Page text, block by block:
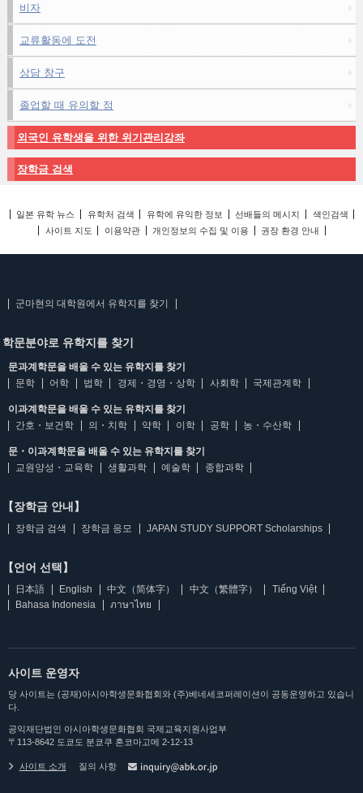
비자
교류활동에 도전
상담 창구
졸업할 때 유의할 점
외국인 유학생을 위한 위기관리강좌
장학금 검색
일본 유학 뉴스 유학처 검색 유학에 유익한 정보 선배들의 메시지
색인검색
사이트 지도
이용약관 개인정보의 수집 및 이용 권장 환경 안내
군마현의 대학원에서 유학지를 찾기
학문분야로 유학지를 찾기
문과계학문을 배울 수 있는 유학지를 찾기
문학
어학 법학 경제・경영・상학 사회학 국제관계학
이과계학문을 배울 수 있는 유학지를 찾기
간호・보건학
의・치학 약학 이학 공학 농・수산학
문・이과계학문을 배울 수 있는 유학지를 찾기
교원양성・교육학
생활과학 예술학 종합과학
【장학금 안내】
장학금 검색 장학금 응모 JAPAN STUDY SUPPORT Scholarships
【언어 선택】
日本語 English 中文（简体字） 中文（繁體字）
Tiếng Việt
Bahasa Indonesia
ภาษาไทย
사이트 운영자
당 사이트는 (공재)아시아학생문화협회와 (주)베네세코퍼레이션이 공동운영하고 있습니
다.
공익재단법인 아시아학생문화협회 국제교육지원사업부
〒113-8642 도쿄도 분쿄쿠 혼코마고메 2-12-13
사이트 소개 질의 사항